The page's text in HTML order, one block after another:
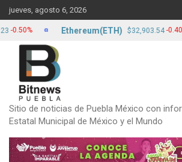
Skip
to
content
jueves, agosto 6, 2026
Sitio de noticias de Puebla México con
Estatal Municipal de México y el Mundo
Ethereum(ETH) $32,903.54 -0.40%